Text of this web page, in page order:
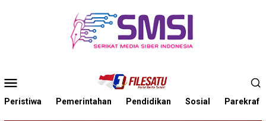
Mobile
Peristiwa Pemerintahan Pendidikan Sosial Parekraf